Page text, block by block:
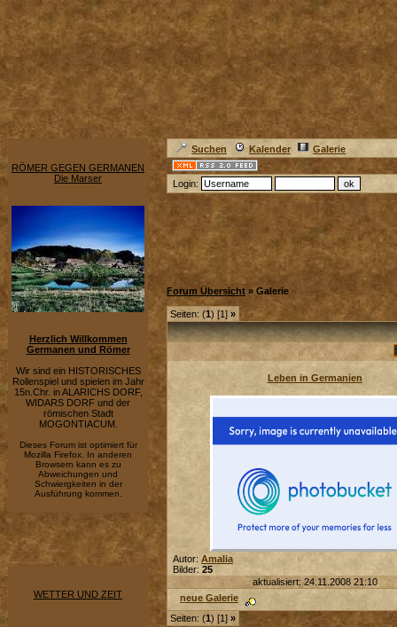
RÖMER GEGEN GERMANEN
Die Marser
Herzlich Willkommen
Germanen und Römer
Wir sind ein HISTORISCHES
Rollenspiel und spielen im Jahr
15n.Chr. in ALARICHS DORF,
WIDARS DORF und der
römischen Stadt
MOGONTIACUM.
Dieses Forum ist optimiert für
Mozilla Firefox. In anderen
Browsern kann es zu
Abweichungen und
Schwiergkeiten in der
Ausführung kommen.
WETTER UND ZEIT
Suchen Kalender Galerie
Login:
Forum Übersicht » Galerie
Seiten: (1) [1] »
Leben in Germanien
Autor: Amalia
Bilder: 25
aktualisiert: 24.11.2008 21:10
neue Galerie
Seiten: (1) [1] »